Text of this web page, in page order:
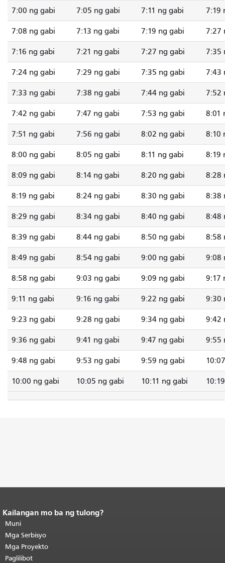
7:00 ng gabi 7:05 ng gabi 7:11 ng gabi 7:19
7:08 ng gabi 7:13 ng gabi 7:19 ng gabi 7:27
7:16 ng gabi 7:21 ng gabi 7:27 ng gabi 7:35
7:24 ng gabi 7:29 ng gabi 7:35 ng gabi 7:43
7:33 ng gabi 7:38 ng gabi 7:44 ng gabi 7:52
7:42 ng gabi 7:47 ng gabi 7:53 ng gabi 8:01
7:51 ng gabi 7:56 ng gabi 8:02 ng gabi 8:10
8:00 ng gabi 8:05 ng gabi 8:11 ng gabi 8:19
8:09 ng gabi 8:14 ng gabi 8:20 ng gabi 8:28
8:19 ng gabi 8:24 ng gabi 8:30 ng gabi 8:38
8:29 ng gabi 8:34 ng gabi 8:40 ng gabi 8:48
8:39 ng gabi 8:44 ng gabi 8:50 ng gabi 8:58
8:49 ng gabi 8:54 ng gabi 9:00 ng gabi 9:08
8:58 ng gabi 9:03 ng gabi 9:09 ng gabi 9:17
9:11 ng gabi 9:16 ng gabi 9:22 ng gabi 9:30
9:23 ng gabi 9:28 ng gabi 9:34 ng gabi 9:42
9:36 ng gabi 9:41 ng gabi 9:47 ng gabi 9:55
9:48 ng gabi 9:53 ng gabi 9:59 ng gabi
10:00 ng gabi 10:05 ng gabi 10:11 ng gabi
Katapusan ng nilalaman ng
pahina.
pahinang ito ay nauulit sa bawat
pahina.Bumalik sa itaas ng
pangunahing nilalaman
Kailangan mo ba ng tulong?
Muni
Mga Serbisyo
Mga Proyekto
Paglilibot